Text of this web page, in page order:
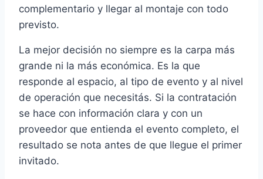
complementario y llegar al montaje con todo
previsto.
La mejor decisión no siempre es la carpa más
grande ni la más económica. Es la que
responde al espacio, al tipo de evento y al nivel
de operación que necesitás. Si la contratación
se hace con información clara y con un
proveedor que entienda el evento completo, el
resultado se nota antes de que llegue el primer
invitado.